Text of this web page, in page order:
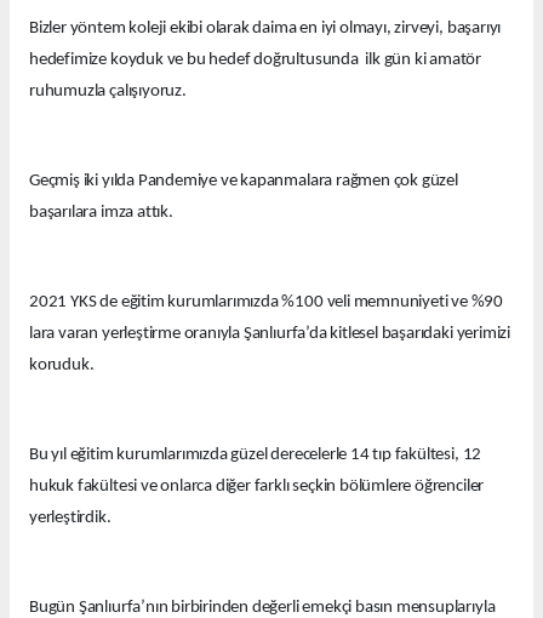
Bizler yöntem koleji ekibi olarak daima en iyi olmayı, zirveyi, başarıyı
hedefimize koyduk ve bu hedef doğrultusunda ilk gün ki amatör
ruhumuzla çalışıyoruz.
Geçmiş iki yılda Pandemiye ve kapanmalara rağmen çok güzel
başarılara imza attık.
2021 YKS de eğitim kurumlarımızda %100 veli memnuniyeti ve %90
lara varan yerleştirme oranıyla Şanlıurfa’da kitlesel başarıdaki yerimizi
koruduk.
Bu yıl eğitim kurumlarımızda güzel derecelerle 14 tıp fakültesi, 12
hukuk fakültesi ve onlarca diğer farklı seçkin bölümlere öğrenciler
yerleştirdik.
Bugün Şanlıurfa’nın birbirinden değerli emekçi basın mensuplarıyla